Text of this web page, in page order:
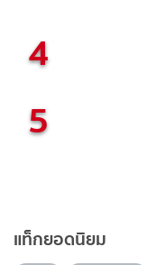
4
5
แท็กยอดนิยม